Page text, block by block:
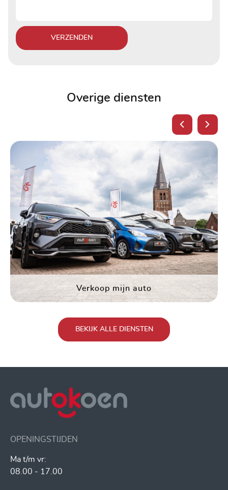
VERZENDEN
Overige diensten
Verkoop mijn auto
BEKIJK ALLE DIENSTEN
OPENINGSTIJDEN
Ma t/m vr:
08.00 - 17.00